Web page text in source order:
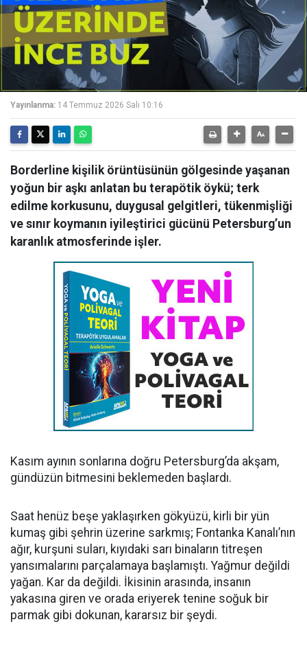
Yayınlanma: 14 Temmuz 2026 Salı 10:16
Borderline kişilik örüntüsünün gölgesinde yaşanan
yoğun bir aşkı anlatan bu terapötik öykü; terk
edilme korkusunu, duygusal gelgitleri, tükenmişliği
ve sınır koymanın iyileştirici gücünü Petersburg’un
karanlık atmosferinde işler.
Kasım ayının sonlarına doğru Petersburg’da akşam,
gündüzün bitmesini beklemeden başlardı.
Saat henüz beşe yaklaşırken gökyüzü, kirli bir yün
kumaş gibi şehrin üzerine sarkmış; Fontanka Kanalı’nın
ağır, kurşuni suları, kıyıdaki sarı binaların titreşen
yansımalarını parçalamaya başlamıştı. Yağmur değildi
yağan. Kar da değildi. İkisinin arasında, insanın
yakasına giren ve orada eriyerek tenine soğuk bir
parmak gibi dokunan, kararsız bir şeydi.